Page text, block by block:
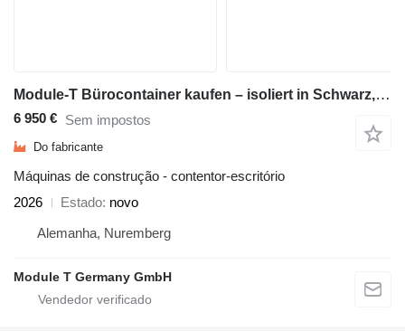
Module-T Bürocontainer kaufen – isoliert in Schwarz, 600 × 240 cm | NEU
6 950 € Sem impostos
Do fabricante
Máquinas de construção - contentor-escritório
2026
Estado novo
Alemanha, Nuremberg
Module T Germany GmbH